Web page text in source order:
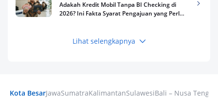
Adakah Kredit Mobil Tanpa BI Checking di
2026? Ini Fakta Syarat Pengajuan yang Perlu
Keuangan
Keuangan
Lihat selengkapnya
Kota BesarJawaSumatraKalimantanSulawesiBali – Nusa